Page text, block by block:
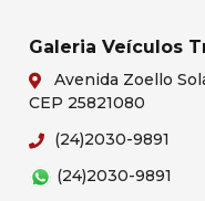
Galeria Veículos
Avenida Zoello
CEP 25821080
(24)2030-9891
(24)2030-9891